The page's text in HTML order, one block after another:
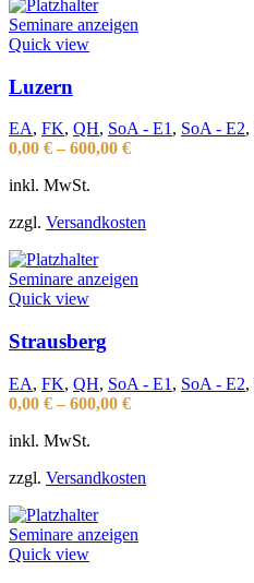
Seminare anzeigen
Quick view
Luzern
EA, FK, QH, SoA - E1 , SoA - E2,
0,00 € – 600,00 €
inkl. MwSt.
zzgl. Versandkosten
Seminare anzeigen
Quick view
Strausberg
EA, FK, QH, SoA - E1 , SoA - E2,
0,00 € – 600,00 €
inkl. MwSt.
zzgl. Versandkosten
Seminare anzeigen
Quick view